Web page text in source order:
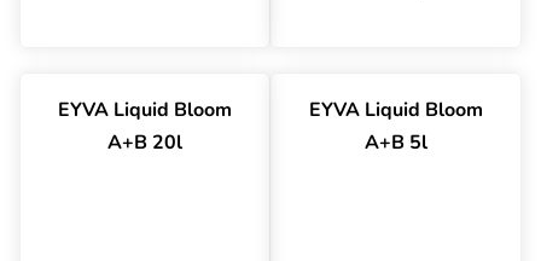
nedostatkom živín,...
a vynikajúcu chuť. Ako
súčasť trojzložkového
systému je...
EYVA Liquid Bloom
A+B 20l
EYVA Liquid Bloom
A+B 5l